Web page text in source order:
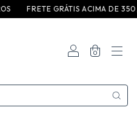
F R E T E G R ÁT I S A C I M A D E 3 5 0 ,0 0 P /
0